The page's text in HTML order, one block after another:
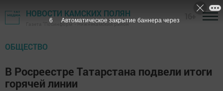
НОВОСТИ КАМСКИХ ПОЛЯН
Газета "Посинформ" - Нижнекамский район
ОБЩЕСТВО
В Росреестре Татарстана подвели итоги
горячей линии
5 Автоматическое закрытие баннера через